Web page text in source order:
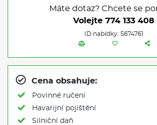
Máte dotaz? Chcete se
Volejte 774 133 408
ID nabídky: 5674761
Cena obsahuje:
Povinné ručení
Havarijní pojištění
Silniční daň